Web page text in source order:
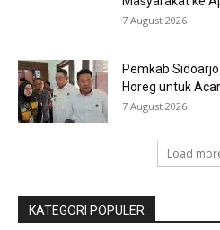
7 August 2026
Pemkab
Horeg untuk
7 August 2026
Load
KATEGORI POPULER